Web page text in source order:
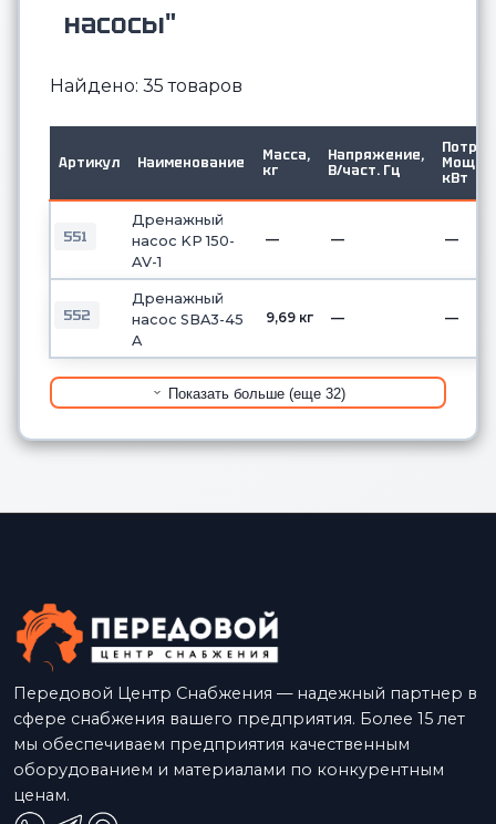
насосы"
Найдено: 35 товаров
Артикул Наименование
Масса,
кг
Напряжение,
В/част. Гц
Потр.
Мощ.
кВт
551
Дренажный
насос KP 150-
AV-1
— — —
552
Дренажный
насос SBA3-45
A
9,69 кг — —
Показать больше (еще 32)
Передовой Центр Снабжения — надежный партнер в
сфере снабжения вашего предприятия. Более 15 лет
мы обеспечиваем предприятия качественным
оборудованием и материалами по конкурентным
ценам.